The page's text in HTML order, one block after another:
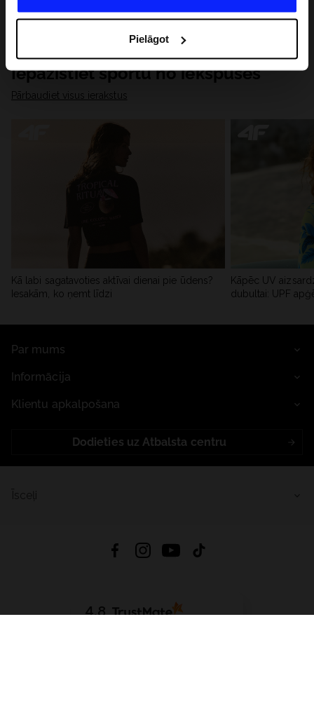
saviem partneriem, lai uzlabotu veidu, kadā tiek rādīta
saturu un uzlabotu mūsu partneru piedāvātos risinajumus
( piem. socialos tīklus). Detalizētu informāciju var atrast
mūsu Privātuma politikā un sadaļā "Detaļas".
Pielāgot
Iepazīstiet sportu no iekšpuses
Pārbaudiet visus ierakstus
Kā labi sagatavoties aktīvai dienai pie ūdens?
Iesakām, ko ņemt līdzi
Kāpēc UV
dubultai: UPF
Par mums
Informācija
Klientu apkalpošana
Dodieties uz Atbalsta centru
4.8